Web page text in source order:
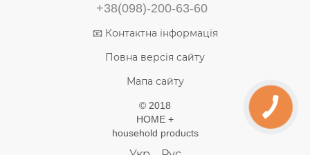
+38(098)-200-63-60
📧 Контактна інформація
Повна версія сайту
Мапа сайту
© 2018
HOME +
household products